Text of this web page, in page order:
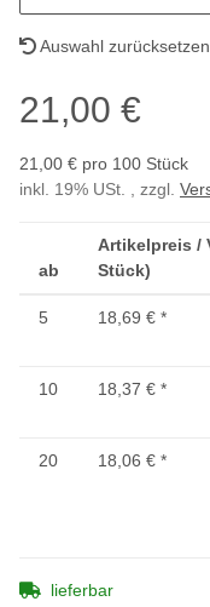
Auswahl zurücksetzen
21,00 €
21,00 € pro 100 Stück
inkl. 19% USt. , zzgl.
ab
Artikelpreis /
Stück)
5 18,69 € *
10 18,37 € *
20 18,06 € *
lieferbar